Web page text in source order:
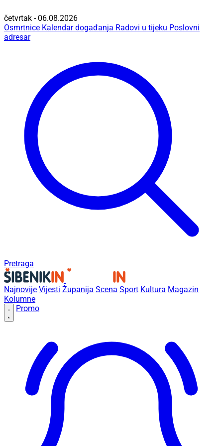
četvrtak - 06.08.2026
Osmrtnice Kalendar događanja Radovi u tijeku Poslovni
adresar
Pretraga
Najnovije Vijesti Županija Scena Sport Kultura Magazin
Kolumne
Promo